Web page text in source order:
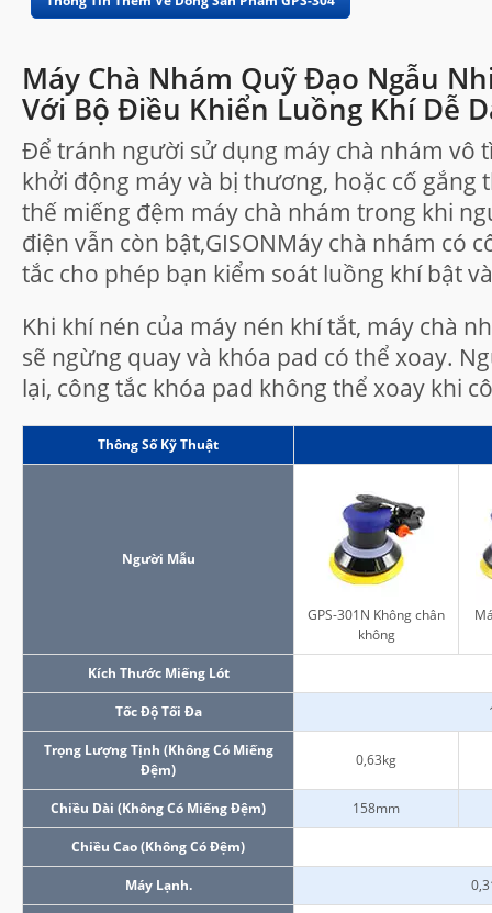
Máy Chà Nhám Quỹ Đạo Ngẫu
Với Bộ Điều Khiển Luồng Khí Dễ
Để tránh người sử dụng máy chà nhám vô
khởi động máy và bị thương, hoặc cố gắng
thế miếng đệm máy chà nhám trong khi
điện vẫn còn bật,GISONMáy chà nhám có
tắc cho phép bạn kiểm soát luồng khí bật
Khi khí nén của máy nén khí tắt, máy chà
sẽ ngừng quay và khóa pad có thể xoay.
lại, công tắc khóa pad không thể xoay khi
Thông Số Kỹ Thuật
Người Mẫu
GPS-301N Không chân
không
Kích Thước Miếng Lót
Tốc Độ Tối Đa
Trọng Lượng Tịnh (không Có Miếng
Đệm)
0,63kg
Chiều Dài (không Có Miếng Đệm) 158mm
Chiều Cao (không Có Đệm)
Máy Lạnh.